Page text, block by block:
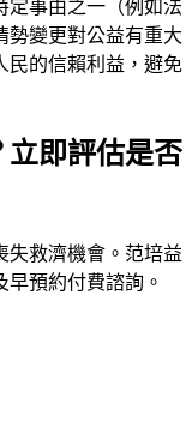
定事由之一（例如法
勢變更對公益有重大
民的信賴利益，避免
立即評估是否
救濟機會。 范培益
預約付費諮詢。